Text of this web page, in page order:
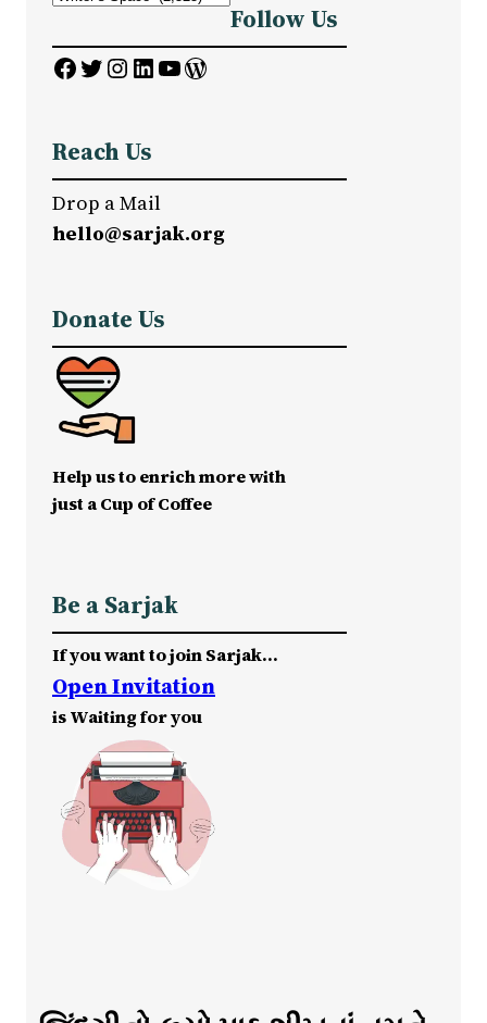
Follow Us
Facebook Twitter InstagramLinkedIn YouTube WordPress
Reach Us
Drop a Mail
hello@sarjak.org
Donate Us
Help us to enrich more with
just a Cup of Coffee
Be a Sarjak
If you want to join Sarjak…
Open Invitation
is Waiting for you